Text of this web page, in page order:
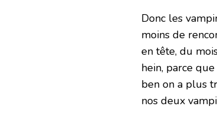
Donc les
moins de
en tête, du
hein, parce
ben on a plus
nos deux